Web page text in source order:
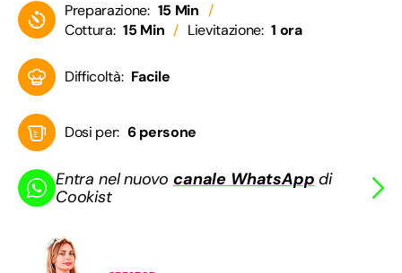
Preparazione: 15 Min
Cottura: 15 Min Lievitazione: 1 ora
Difficoltà: Facile
Dosi per: 6 persone
Entra nel nuovocanale WhatsApp di
Cookist